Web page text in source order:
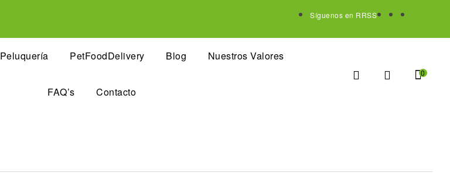
Síguenos en RRSS
Peluquería PetFoodDelivery Blog Nuestros Valores
FAQ’s Contacto
0